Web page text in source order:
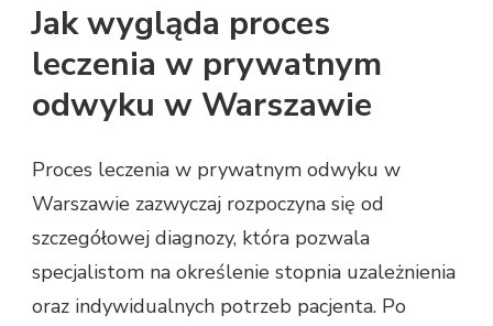
Jak wygląda proces
leczenia w prywatnym
odwyku w Warszawie
Proces leczenia w prywatnym odwyku w
Warszawie zazwyczaj rozpoczyna się od
szczegółowej diagnozy, która pozwala
specjalistom na określenie stopnia uzależnienia
oraz indywidualnych potrzeb pacjenta. Po